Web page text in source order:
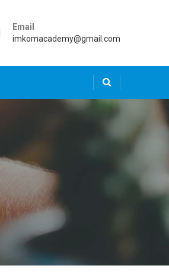
Email
imkomacademy@gmail.com